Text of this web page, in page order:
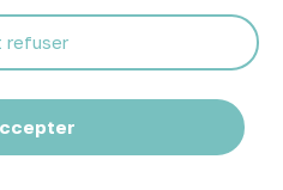
refuser
vous